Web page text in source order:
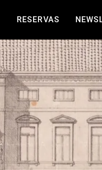
RESERVAS